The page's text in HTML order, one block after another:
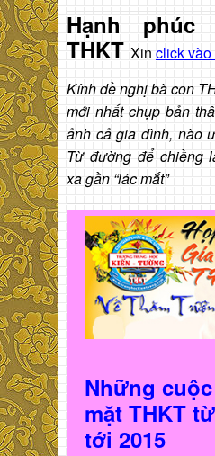
Hạnh
THKT Xin click vào
Kính đề nghị bà con
mới nhất chụp bản
ảnh cả gia đình, nào
Từ đường để chiềng
xa gần “lác mắt”
Những
mặt THKT t
tới 2015